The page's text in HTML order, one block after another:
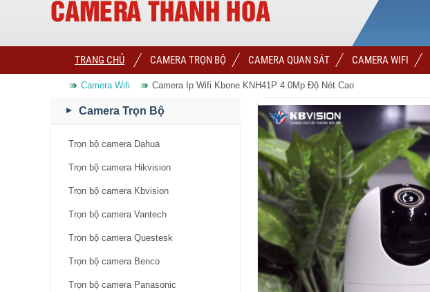
TRANG CHỦ CAMERA TRỌN BỘ CAMERA QUAN SÁT CAMERA WIFI
Camera Wifi Camera Ip Wifi Kbone KNH41P 4.0Mp Độ Nét Cao
Camera Trọn Bộ
Trọn bộ camera Dahua
Trọn bộ camera Hikvision
Trọn bộ camera Kbvision
Trọn bộ camera Vantech
Trọn bộ camera Questesk
Trọn bộ camera Benco
Trọn bộ camera Panasonic